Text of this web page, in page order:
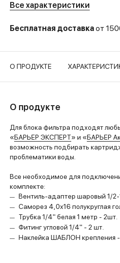
Все характеристики
Бесплатная доставкаот
О ПРОДУКТЕ
О продукте
Для блока фильтра подходят
«БАРЬЕР ЭКСПЕРТ» и «БАРЬЕР
возможность подбирать
проблематики воды.
Все необходимое для
комплекте:
Вентиль-адаптер шаровый 1/
Саморез 4,0х16 полукруглая
Трубка 1/4" белая 1 метр - 2шт.
Фитинг угловой 1/4" - 2 шт.
Наклейка ШАБЛОН крепления -